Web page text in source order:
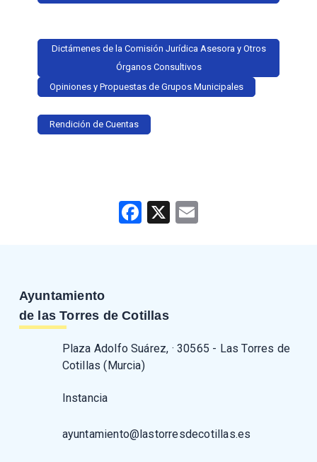
Dictámenes de la Comisión Jurídica Asesora y Otros
Órganos Consultivos
Opiniones y Propuestas de Grupos Municipales
Rendición de Cuentas
Facebook
X
Ayuntamiento
de las Torres de Cotillas
Plaza Adolfo Suárez, · 30565 - Las Torres de
Cotillas (Murcia)
Instancia
ayuntamiento@lastorresdecotillas.es